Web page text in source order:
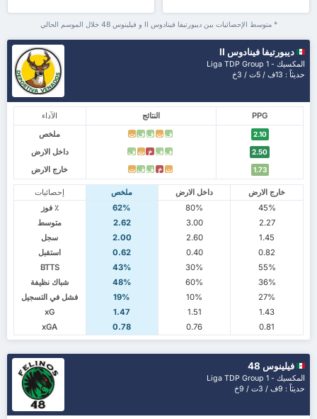
* متوسط الإحصائيات بين ديبورتيفا فينادوس II و فيلينوس 48 خلال الموسم الحالي
ديبورتيفا فينادوس II
المكسيك - Liga TDP Group 1
حديثاً : 13ف / 5ت / 3خ
الآداء النتائج
PPG
ملخص
ف ت ف ف ت 2.10
داخل الارض ف ف خ ت ف 2.50
خارج الارض ت خ ف ف ت 1.73
إحصائيات ملخص داخل الارض
خارج الارض
٪ فوز
62% 80%
45%
متوسط
2.62 3.00
2.27
سجل
2.00 2.60
1.45
استقبل
0.62 0.40
0.82
BTTS
43% 30%
55%
شباك نظيفة
48% 60%
36%
فشل في التسجيل
19% 10%
27%
xG
1.47 1.51
1.43
xGA
0.78 0.76 0.81
فيلينوس 48
المكسيك - Liga TDP Group 1
حديثاً : 9ف / 3ت / 9خ